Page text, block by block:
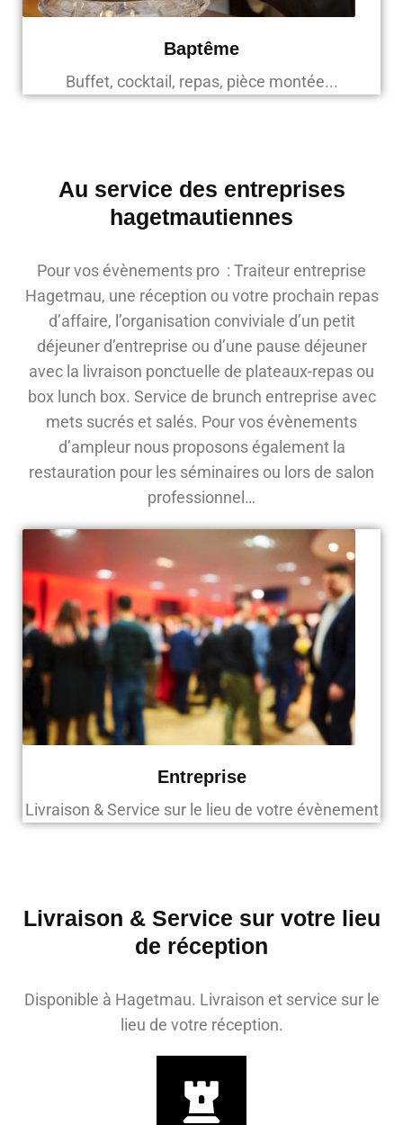
Baptême
Buffet, cocktail, repas, pièce montée...
Au service des entreprises
hagetmautiennes
Pour vos évènements pro : Traiteur entreprise
Hagetmau, une réception ou votre prochain repas
d’affaire, l’organisation conviviale d’un petit
déjeuner d’entreprise ou d’une pause déjeuner
avec la livraison ponctuelle de plateaux-repas ou
box lunch box. Service de brunch entreprise avec
mets sucrés et salés. Pour vos évènements
d’ampleur nous proposons également la
restauration pour les séminaires ou lors de salon
professionnel…
Entreprise
Livraison & Service sur le lieu de votre évènement
Livraison & Service sur votre lieu
de réception
Disponible à Hagetmau. Livraison et service sur le
lieu de votre réception.